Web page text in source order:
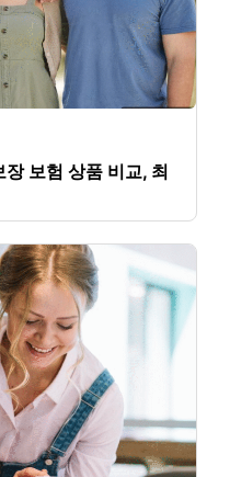
보험 상품 비교, 최